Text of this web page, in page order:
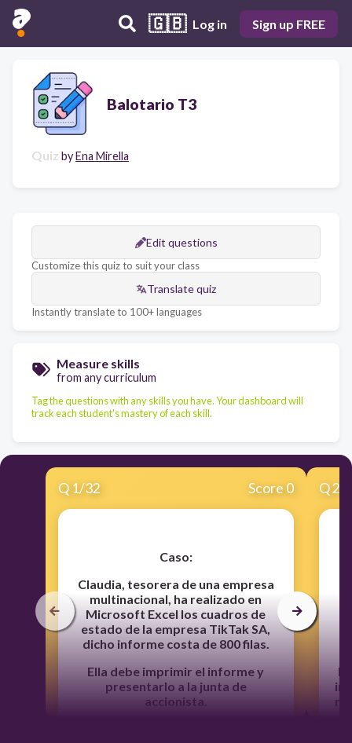
🇬🇧 Log in Sign up FREE
Balotario T3
Quiz byEna Mirella
Edit questions
Customize this quiz to suit your class
Translate quiz
Instantly translate to 100+ languages
Measure skills
from any curriculum
Tag the questions with any skills you have. Your dashboard will
track each student's mastery of each skill.
Q 1/32 Score 0
Caso:
Claudia, tesorera de una empresa
multinacional, ha realizado en
Microsoft Excel los cuadros de
estado de la empresa TikTak SA,
dicho informe costa de 800 filas.
Ella debe imprimir el informe y
presentarlo a la junta de
accionista.
Q2